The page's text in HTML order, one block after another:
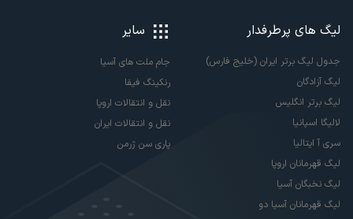
لیگ های پرطرفدار
جدول لیگ برتر ایران (خلیج فارس)
لیگ آزادگان
لیگ برتر انگلیس
لالیگا اسپانیا
سری آ ایتالیا
لیگ قهرمانان اروپا
لیگ نخبگان آسیا
لیگ قهرمانان آسیا دو
سایر
جام ملت های آسیا
رنکینگ فیفا
نقل و انتقالات اروپا
نقل و انتقالات ایران
پاری سن ژرمن